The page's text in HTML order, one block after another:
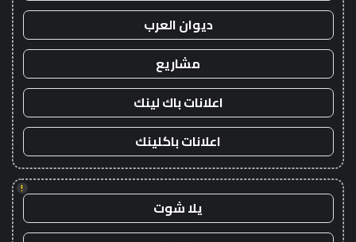
ديوان العرب
مشاريع
اعلانات باك لينك
اعلانات باكلينك
!
يلا شوت